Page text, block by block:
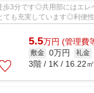
歩3分です◎共用部にはエレ
ても充実しています◎利便
物件が好評です◎...
5.5万円 (管理費
敷金 0万円 礼金
3階 / 1K / 16.22㎡